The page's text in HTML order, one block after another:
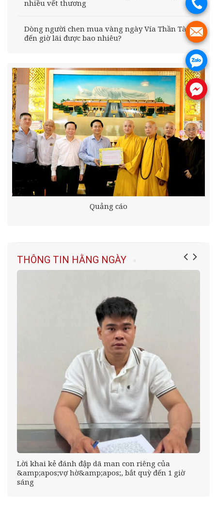
nhiều vết thương
Dòng người chen mua vàng ngày Vía Thần Tài,
đến giờ lãi được bao nhiêu?
Quảng cáo
THÔNG TIN HẰNG NGÀY
Lời khai kẻ đánh đập dã man con riêng của
&amp;apos;vợ hờ&amp;apos;, bắt quỳ đến 1 giờ
sáng
.
.
.
.